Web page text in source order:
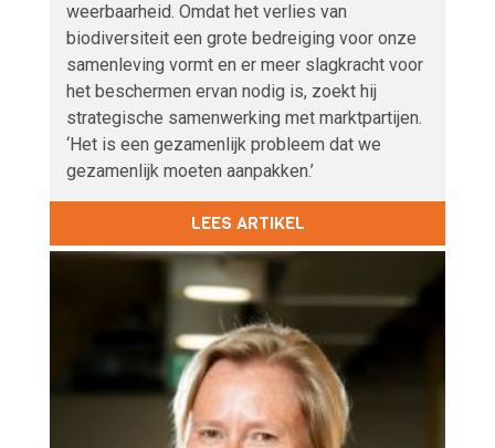
weerbaarheid. Omdat het verlies van
biodiversiteit een grote bedreiging voor onze
samenleving vormt en er meer slagkracht voor
het beschermen ervan nodig is, zoekt hij
strategische samenwerking met marktpartijen.
‘Het is een gezamenlijk probleem dat we
gezamenlijk moeten aanpakken.’
LEES ARTIKEL